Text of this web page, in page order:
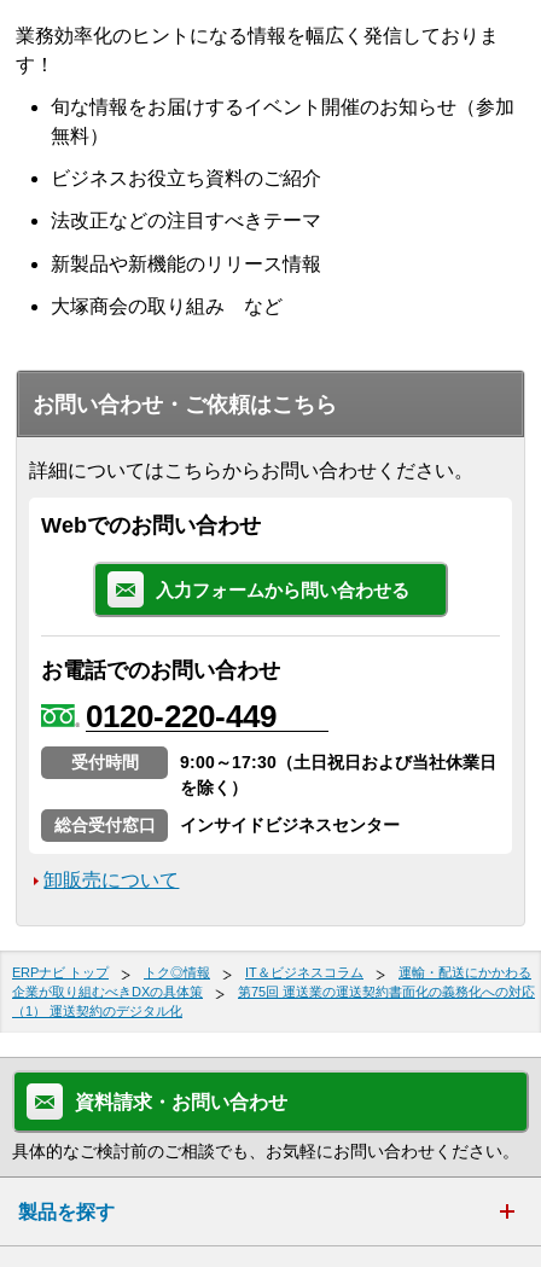
業務効率化のヒントになる情報を幅広く発信しておりま
す！
旬な情報をお届けするイベント開催のお知らせ（参加
無料）
ビジネスお役立ち資料のご紹介
法改正などの注目すべきテーマ
新製品や新機能のリリース情報
大塚商会の取り組み など
お問い合わせ・ご依頼はこちら
詳細についてはこちらからお問い合わせください。
Webでのお問い合わせ
入力フォームから問い合わせる
お電話でのお問い合わせ
0120-220-449
受付時間
9:00～17:30（土日祝日および当社休業日
を除く）
総合受付窓口
インサイドビジネスセンター
卸販売について
ERPナビ トップ トク◎情報 IT＆ビジネスコラム
運輸・配送にかかわる
企業が取り組むべきDXの具体策
第75回 運送業の運送契約書面化の義務化への対応
（1） 運送契約のデジタル化
資料請求・お問い合わせ
具体的なご検討前のご相談でも、お気軽にお問い合わせください。
製品を探す